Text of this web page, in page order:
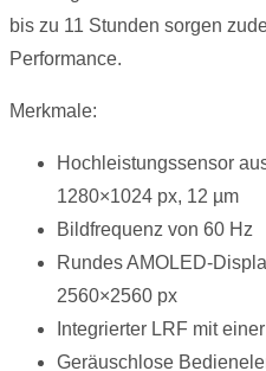
bis zu 11 Stunden sorgen
Performance.
Merkmale:
Hochleistungssensor
1280×1024 px, 12 µm
Bildfrequenz von 60 Hz
Rundes AMOLED-
2560×2560 px
Integrierter LRF mit
Geräuschlose